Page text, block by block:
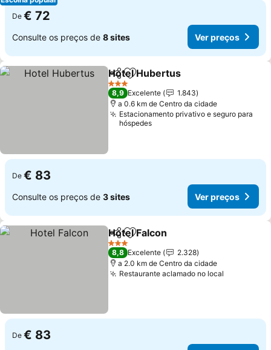
De € 72
Consulte os preços de 8 sites Ver preços
PartilharAdicionar aos favoritos
Hotel Hubertus
3 Estrelas
8,9 Excelente
1.843
a 0.6 km de Centro da cidade
Estacionamento privativo e seguro para
hóspedes
De € 83
Consulte os preços de 3 sites Ver preços
PartilharAdicionar aos favoritos
Hotel Falcon
3 Estrelas
8,8 Excelente
2.328
a 2.0 km de Centro da cidade
Restaurante aclamado no local
De € 83